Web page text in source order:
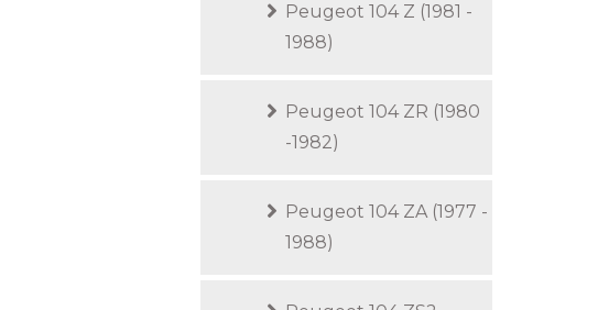
Peugeot 104 Z (1981 -
1988)
Peugeot 104 ZR (1980
-1982)
Peugeot 104 ZA (1977 -
1988)